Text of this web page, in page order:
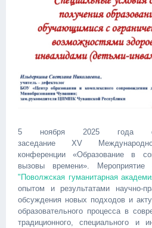
5 ноября 2025 года
заседание XV
конференции «Образование в
вызовы времени». Мероприятие
"Поволжская гуманитарная
опытом и результатами научно-
обсуждения новых подходов и
образовательного процесса в
традиционного, специального и